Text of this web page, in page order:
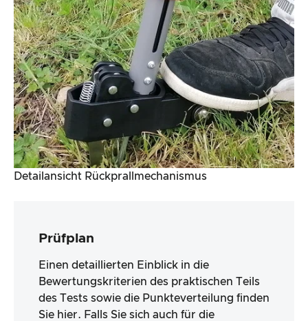
Detailansicht Rückprallmechanismus
Prüfplan
Einen detaillierten Einblick in die
Bewertungskriterien des praktischen Teils
des Tests sowie die Punkteverteilung finden
Sie hier. Falls Sie sich auch für die